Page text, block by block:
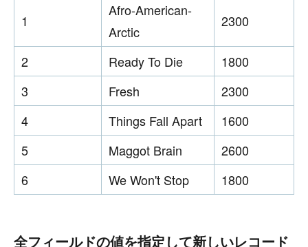
1
Afro-American-
Arctic
2300
2 Ready To Die
1800
3
Fresh
2300
4
Things Fall Apart
1600
5
Maggot Brain
2600
6
We Won't Stop 1800
全フィールドの値を指定して新しいレコード